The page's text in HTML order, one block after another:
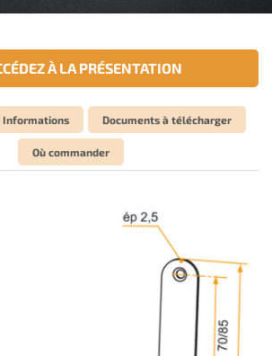
À LA PRÉSENTATION
Informations Documents à télécharger
Où commander